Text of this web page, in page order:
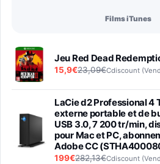
Films iTunes
Jeu Red Dead
15,9€23,09€Cdiscount
LaCie d2 Professional 4
externe portable et de
USB 3.0, 7 200 tr/min,
pour Mac et PC,
Adobe CC
199€282,13€Cdiscount